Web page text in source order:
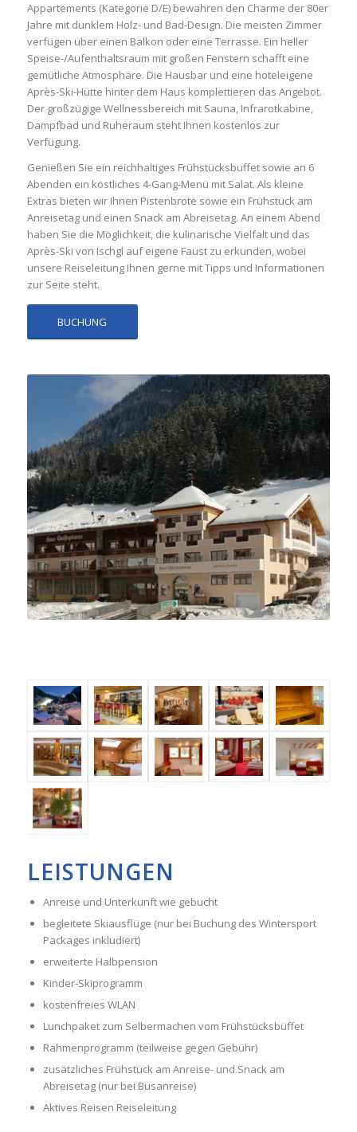
Appartements (Kategorie D/E) bewahren den Charme der 80er
Jahre mit dunklem Holz- und Bad-Design. Die meisten Zimmer
verfügen über einen Balkon oder eine Terrasse. Ein heller
Speise-/Aufenthaltsraum mit großen Fenstern schafft eine
gemütliche Atmosphäre. Die Hausbar und eine hoteleigene
Après-Ski-Hütte hinter dem Haus komplettieren das Angebot.
Der großzügige Wellnessbereich mit Sauna, Infrarotkabine,
Dampfbad und Ruheraum steht Ihnen kostenlos zur
Verfügung.
Genießen Sie ein reichhaltiges Frühstücksbuffet sowie an 6
Abenden ein köstliches 4-Gang-Menü mit Salat. Als kleine
Extras bieten wir Ihnen Pistenbrote sowie ein Frühstück am
Anreisetag und einen Snack am Abreisetag. An einem Abend
haben Sie die Möglichkeit, die kulinarische Vielfalt und das
Après-Ski von Ischgl auf eigene Faust zu erkunden, wobei
unsere Reiseleitung Ihnen gerne mit Tipps und Informationen
zur Seite steht.
BUCHUNG
LEISTUNGEN
Anreise und Unterkunft wie gebucht
begleitete Skiausflüge (nur bei Buchung des Wintersport
Packages inkludiert)
erweiterte Halbpension
Kinder-Skiprogramm
kostenfreies WLAN
Lunchpaket zum Selbermachen vom Frühstücksbüffet
Rahmenprogramm (teilweise gegen Gebühr)
zusätzliches Frühstück am Anreise- und Snack am
Abreisetag (nur bei Busanreise)
Aktives Reisen Reiseleitung